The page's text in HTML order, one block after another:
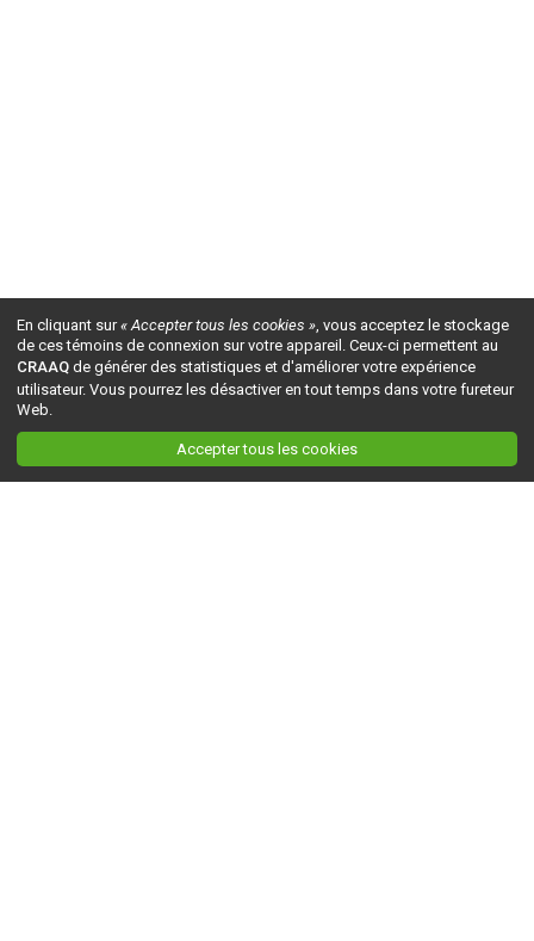
En cliquant sur« Accepter tous les cookies », vous acceptez le stockage
de ces témoins de connexion sur votre appareil. Ceux-ci permettent au
CRAAQ de générer des statistiques et d'améliorer votre expérience
utilisateur. Vous pourrez les désactiver en tout temps dans votre fureteur
Web.
Accepter tous les cookies